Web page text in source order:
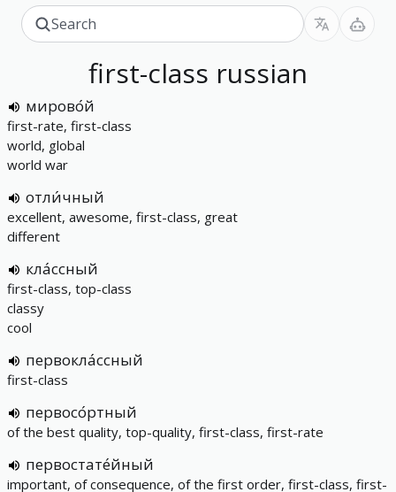
first-class russian
мирово́й
first-rate, first-class
world, global
world war
отли́чный
excellent, awesome, first-class, great
different
кла́ссный
first-class, top-class
classy
cool
первокла́ссный
first-class
первосо́ртный
of the best quality, top-quality, first-class, first-rate
первостате́йный
important, of consequence, of the first order, first-class, first-